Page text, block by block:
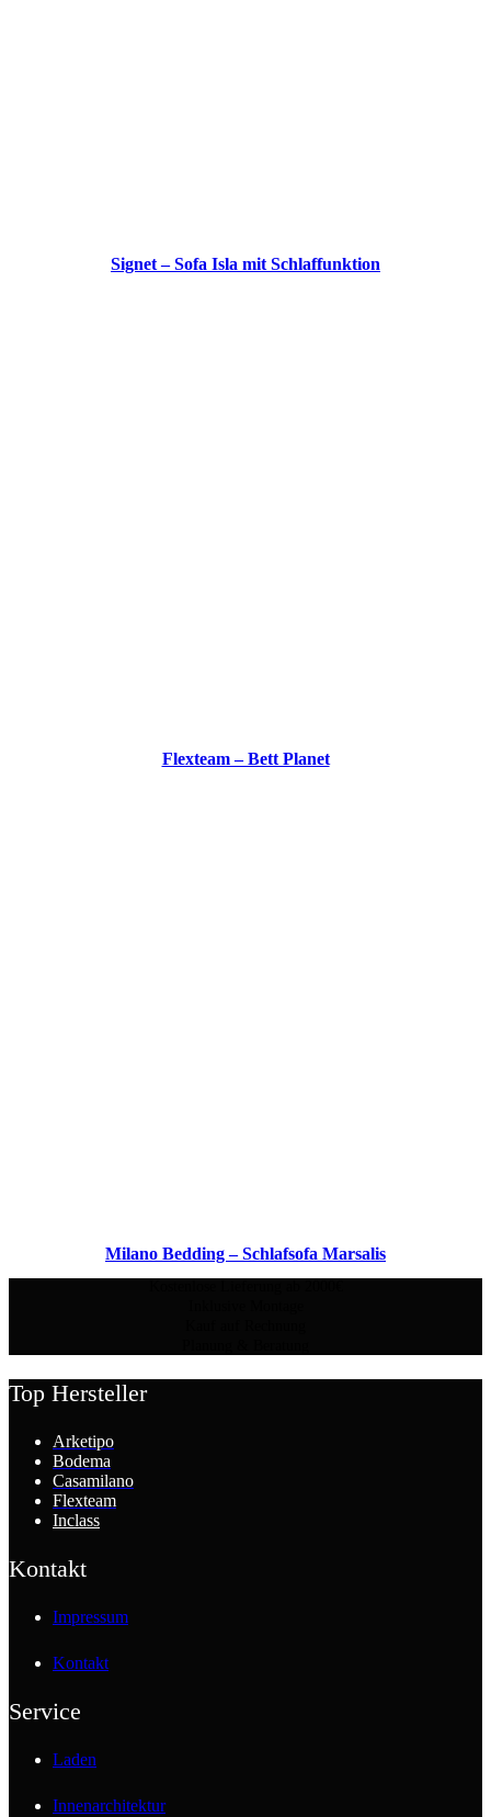
Signet – Sofa Isla mit Schlaffunktion
Flexteam – Bett Planet
Milano Bedding – Schlafsofa Marsalis
Top Hersteller
Arketipo
Bodema
Casamilano
Flexteam
Inclass
Kontakt
Impressum
Kontakt
Service
Laden
Innenarchitektur